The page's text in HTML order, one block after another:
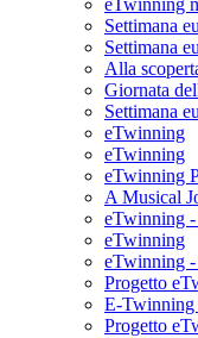
eTwinning
Settimana
Settimana
Alla
Giornata
Settimana
eTwinning
eTwinning
eTwinning
A Musical
eTwinning -
eTwinning
eTwinning
Progetto
E-Twinning
Progetto